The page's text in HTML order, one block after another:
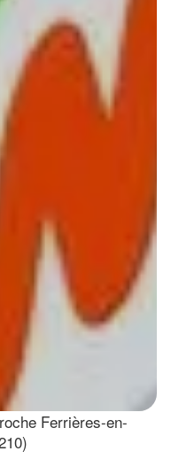
Ferrières-en-